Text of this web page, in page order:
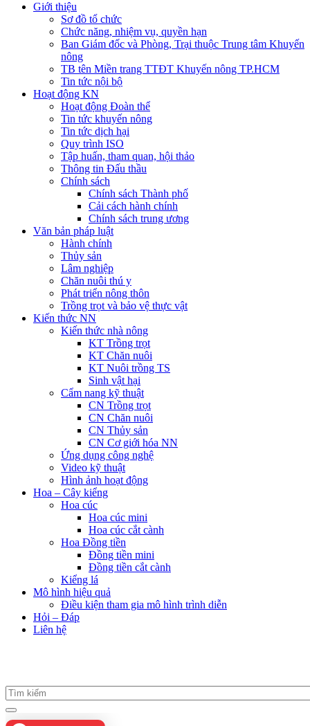
Giới thiệu
Sơ đồ tổ chức
Chức năng, nhiệm vụ, quyền hạn
Ban Giám đốc và Phòng, Trại thuộc Trung tâm Khuyến
nông
TB tên Miền trang TTĐT Khuyến nông TP.HCM
Tin tức nội bộ
Hoạt động KN
Hoạt động Đoàn thể
Tin tức khuyến nông
Tin tức dịch hại
Quy trình ISO
Tập huấn, tham quan, hội thảo
Thông tin Đấu thầu
Chính sách
Chính sách Thành phố
Cải cách hành chính
Chính sách trung ương
Văn bản pháp luật
Hành chính
Thủy sản
Lâm nghiệp
Chăn nuôi thú y
Phát triển nông thôn
Trồng trọt và bảo vệ thực vật
Kiến thức NN
Kiến thức nhà nông
KT Trồng trọt
KT Chăn nuôi
KT Nuôi trồng TS
Sinh vật hại
Cẩm nang kỹ thuật
CN Trồng trọt
CN Chăn nuôi
CN Thủy sản
CN Cơ giới hóa NN
Ứng dụng công nghệ
Video kỹ thuật
Hình ảnh hoạt động
Hoa – Cây kiểng
Hoa cúc
Hoa cúc mini
Hoa cúc cắt cành
Hoa Đồng tiền
Đồng tiền mini
Đồng tiền cắt cành
Kiểng lá
Mô hình hiệu quả
Điều kiện tham gia mô hình trình diễn
Hỏi – Đáp
Liên hệ